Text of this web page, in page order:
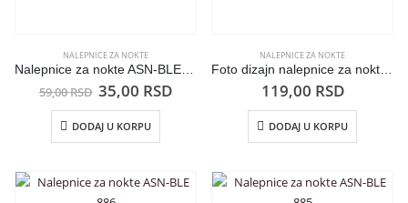
NALEPNICE ZA NOKTE
59,00RSD 35,00 RSD
DODAJ U KORPU
NALEPNICE ZA NOKTE
119,00 RSD
DODAJ U KORPU